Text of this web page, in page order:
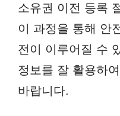
소유권 이전 등록
이 과정을 통해 안
전이 이루어질 수
정보를 잘 활용하
바랍니다.